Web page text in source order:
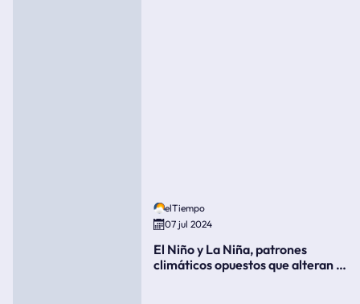
elTiempo
07 jul 2024
El Niño y La Niña, patrones
climáticos opuestos que alteran la